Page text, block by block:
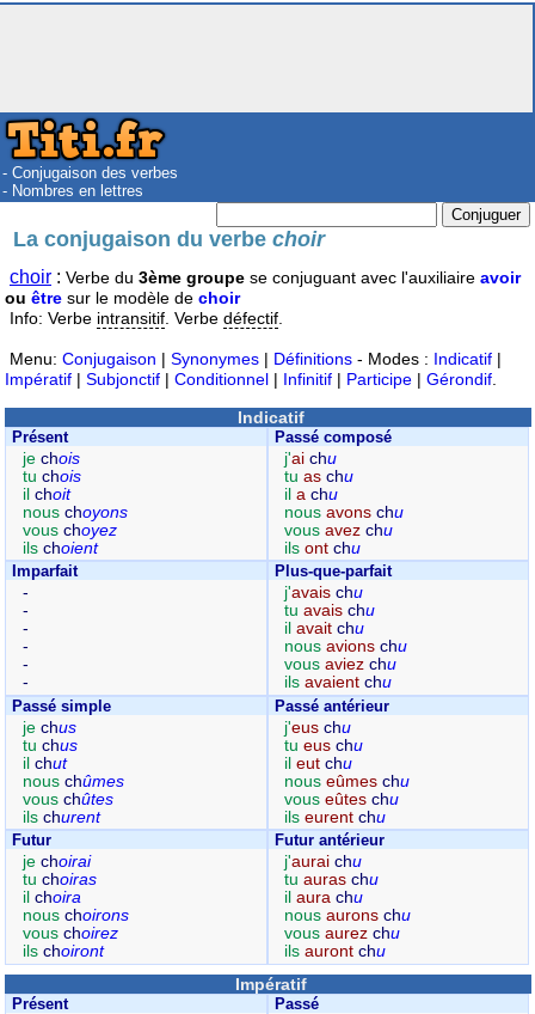
- Conjugaison des verbes
- Nombres en lettres
La conjugaison du verbechoir
choir : Verbe du 3ème groupe se conjuguant avec l'auxiliaire avoir
ou être sur le modèle de choir
Info: Verbe intransitif . Verbe défectif
Menu: Conjugaison | Synonymes | Définitions - Modes : Indicatif |
Impératif | Subjonctif | Conditionnel | Infinitif | Participe | Gérondif
Indicatif
Présent
je chois
tu chois
il choit
nous choyons
vous choyez
ils choient
Passé composé
j'ai chu
tuas chu
ila chu
nousavons chu
vousavez chu
ilsont chu
Imparfait
-
-
-
-
-
-
Plus-que-parfait
j'avais chu
tuavais chu
ilavait chu
nousavions chu
vousaviez chu
ilsavaient chu
Passé simple
je chus
tu chus
il chut
nous chûmes
vous chûtes
ils churent
Passé antérieur
j'eus chu
tueus chu
ileut chu
nouseûmes chu
vouseûtes chu
ilseurent chu
Futur
je choirai
tu choiras
il choira
nous choirons
vous choirez
ils choiront
Futur antérieur
j'aurai chu
tuauras chu
ilaura chu
nousaurons chu
vousaurez chu
ilsauront chu
Impératif
Présent
Passé